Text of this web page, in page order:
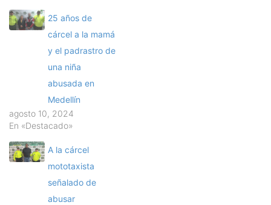
25 años de
cárcel a la mamá
y el padrastro de
una niña
abusada en
Medellín
agosto 10, 2024
En «Destacado»
A la cárcel
mototaxista
señalado de
abusar